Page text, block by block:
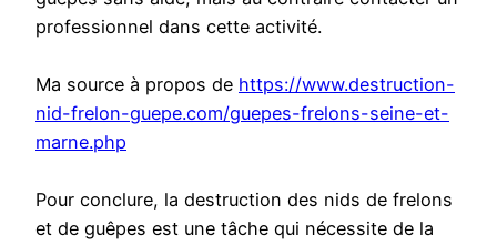
professionnel dans cette activité.
Ma source à propos de https://www.destruction-
nid-frelon-guepe.com/guepes-frelons-seine-et-
marne.php
Pour conclure, la destruction des nids de frelons
et de guêpes est une tâche qui nécessite de la